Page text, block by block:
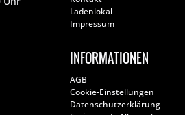
Ladenlokal
Impressum
INFORMATIONEN
AGB
Cookie-Einstellungen
Datenschutzerklärung